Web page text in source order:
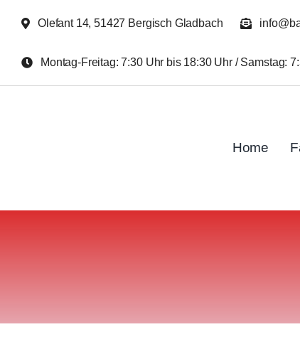
Inhalt
Olefant 14, 51427 Bergisch Gladbach
Montag-Freitag: 7:30 Uhr bis 18:30 Uhr / Samstag:
Home